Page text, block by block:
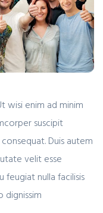
wisi enim ad minim
suscipit
Duis autem
velit esse
nulla facilisis